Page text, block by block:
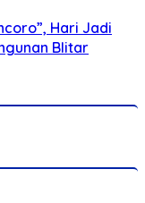
Hari Jadi
Blitar